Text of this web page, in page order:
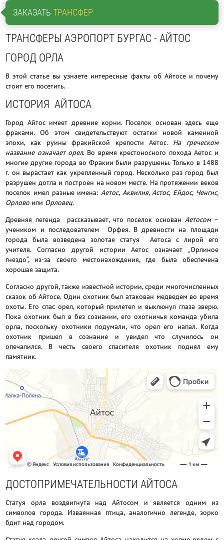
ЗАКАЗАТЬТРАНСФЕР
ТРАНСФЕРЫ АЭРОПОРТ БУРГАС - АЙТОС
ГОРОД ОРЛА
В этой статье вы узнаете интересные факты об Айтосе и почему
стоит его посетить.
ИСТОРИЯ АЙТОСА
Город Айтос имеет древние корни. Поселок основан здесь еще
фраками. Об этом свидетельствуют остатки новой каменной
эпохи, как руины фракийской крепости Аетос. На греческом
название означает орел. Во время крестоносного похода Аетос и
многие другие города во Фракии были разрушены. Только в 1488
г. он вырастает как укрепленный город. Несколько раз город был
разрушен дотла и построен на новом месте. На протяжении веков
поселок имел разные имена: Аетос, Аквилия,Астос, Ейдос, Ченгис,
Орлово или Орловец.
Древняя легенда рассказывает, что поселок основан Аетосом–
учеником и последователем Орфея. В древности на площади
города была возведена золотая статуя Аетоса с лирой его
учителя. Согласно другой истории Аетос означает „Орлиное
гнездо“, из-за своего местонахождения, где была обеспечена
хорошая защита.
Согласно другой, также известной истории, среди многочисленных
сказок об Айтосе. Один охотник был атакован медведем во время
охоты. Его спас орел, который прилетел и выклюнул глаза зверю.
Пока охотник был в без сознании, его охотничья команда убила
орла, поскольку охотники подумали, что орел его напал. Когда
охотник пришел в сознание и увидел что случилось он
опечалился. В честь своего спасителя охотник поднял ему
памятник.
ДОСТОПРИМЕЧАТЕЛЬНОСТИ АЙТОСА
Статуя орла воздвигнута над Айтосом и является одним из
символов города. Изваянная птица, аналогично легенде, зорко
бдит над городом.